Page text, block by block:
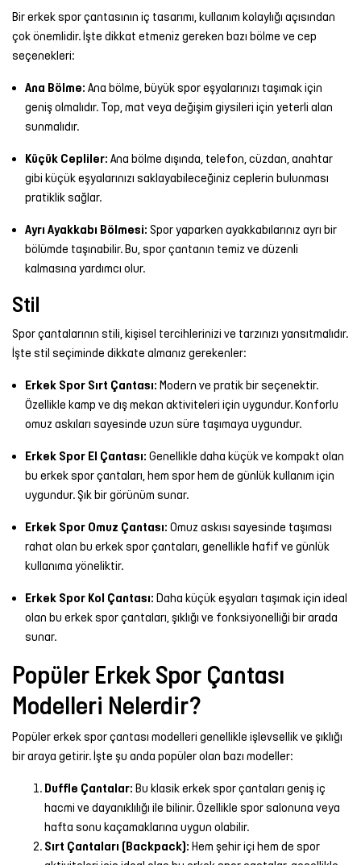
Bir erkek spor çantasının iç tasarımı, kullanım kolaylığı açısından
çok önemlidir. İşte dikkat etmeniz gereken bazı bölme ve cep
seçenekleri:
Ana Bölme: Ana bölme, büyük spor eşyalarınızı taşımak için
geniş olmalıdır. Top, mat veya değişim giysileri için yeterli alan
sunmalıdır.
Küçük Cepliler: Ana bölme dışında, telefon, cüzdan, anahtar
gibi küçük eşyalarınızı saklayabileceğiniz ceplerin bulunması
pratiklik sağlar.
Ayrı Ayakkabı Bölmesi: Spor yaparken ayakkabılarınız ayrı bir
bölümde taşınabilir. Bu, spor çantanın temiz ve düzenli
kalmasına yardımcı olur.
Stil
Spor çantalarının stili, kişisel tercihlerinizi ve tarzınızı yansıtmalıdır.
İşte stil seçiminde dikkate almanız gerekenler:
Erkek Spor Sırt Çantası: Modern ve pratik bir seçenektir.
Özellikle kamp ve dış mekan aktiviteleri için uygundur. Konforlu
omuz askıları sayesinde uzun süre taşımaya uygundur.
Erkek Spor El Çantası: Genellikle daha küçük ve kompakt olan
bu erkek spor çantaları, hem spor hem de günlük kullanım için
uygundur. Şık bir görünüm sunar.
Erkek Spor Omuz Çantası: Omuz askısı sayesinde taşıması
rahat olan bu erkek spor çantaları, genellikle hafif ve günlük
kullanıma yöneliktir.
Erkek Spor Kol Çantası: Daha küçük eşyaları taşımak için ideal
olan bu erkek spor çantaları, şıklığı ve fonksiyonelliği bir arada
sunar.
Popüler Erkek Spor Çantası
Modelleri Nelerdir?
Popüler erkek spor çantası modelleri genellikle işlevsellik ve şıklığı
bir araya getirir. İşte şu anda popüler olan bazı modeller:
Duffle Çantalar: Bu klasik erkek spor çantaları geniş iç
hacmi ve dayanıklılığı ile bilinir. Özellikle spor salonuna veya
hafta sonu kaçamaklarına uygun olabilir.
Sırt Çantaları (Backpack): Hem şehir içi hem de spor